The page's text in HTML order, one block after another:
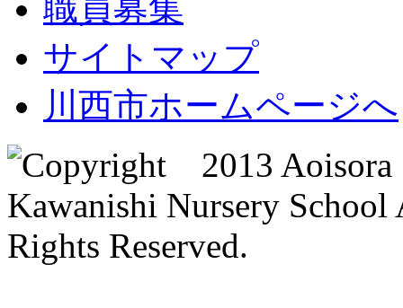
職員募集
サイトマップ
川西市ホームページへ